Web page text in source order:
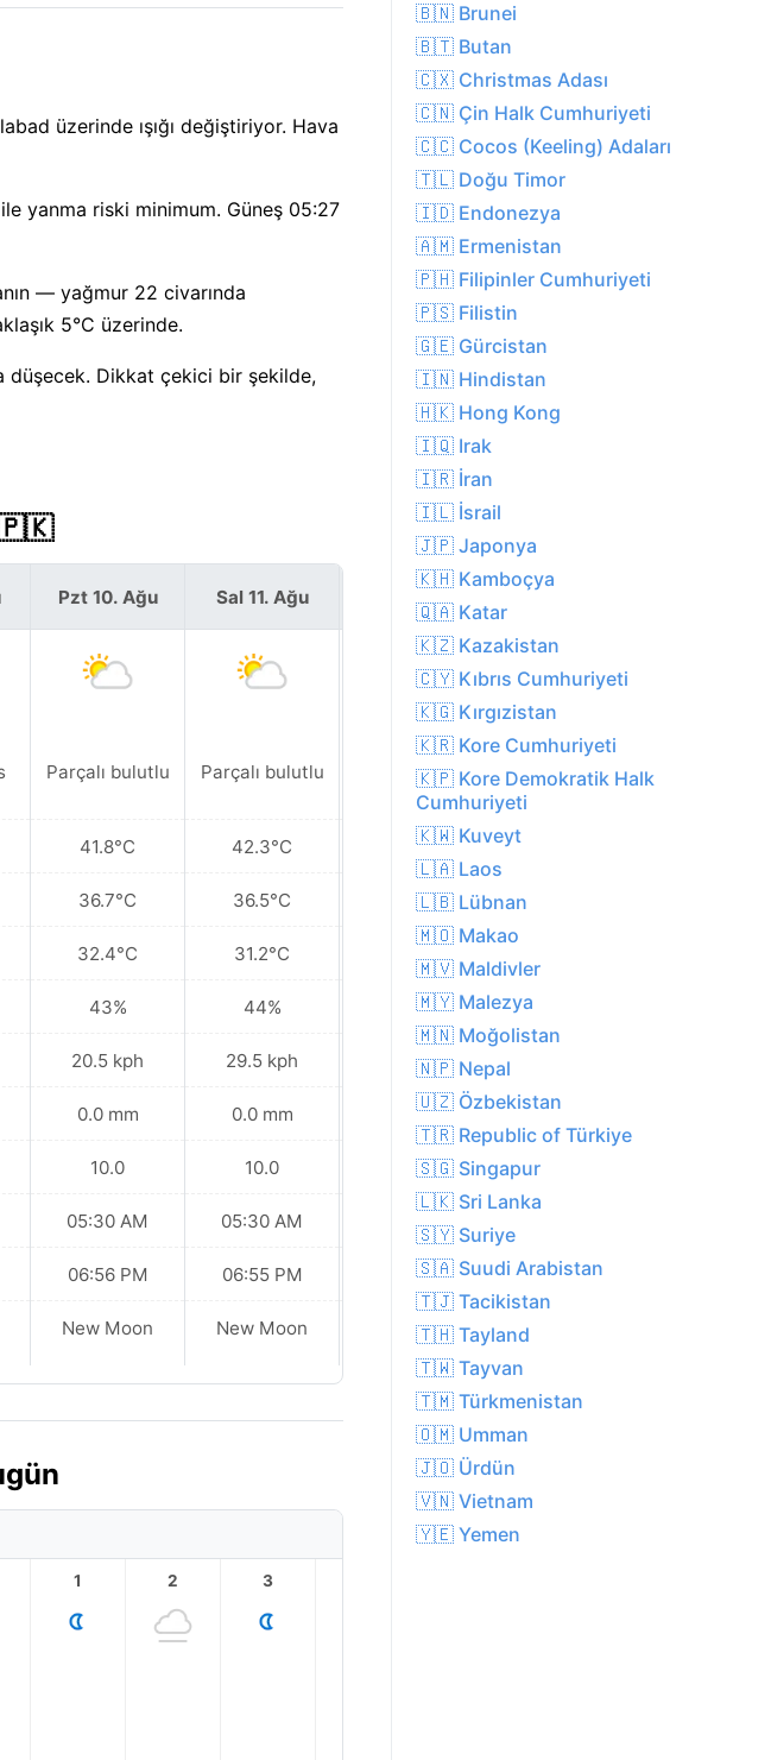
üzerinde ışığı değiştiriyor. Hava
yanma riski minimum. Güneş 05:27
— yağmur 22 civarında
5°C üzerinde.
düşecek. Dikkat çekici bir şekilde,
🇵🇰
Pzt 10. Ağu
Parçalı bulutlu
41.8°C
36.7°C
32.4°C
43%
20.5 kph
0.0 mm
10.0
05:30 AM
06:56 PM
New Moon
Sal 11. Ağu
Parçalı bulutlu
42.3°C
36.5°C
31.2°C
44%
29.5 kph
0.0 mm
10.0
05:30 AM
06:55 PM
New Moon
Parçalı bulutlu
39.6°C
33.3°C
56%
22.0 kph
1.5 mm
9.0
05:31 AM
06:54 PM
New Moon
1 2 3
🇧🇳 Brunei
🇧🇹 Butan
🇨🇽 Christmas Adası
🇨🇳 Çin Halk Cumhuriyeti
🇨🇨 Cocos (Keeling) Adaları
🇹🇱 Doğu Timor
🇮🇩 Endonezya
🇦🇲 Ermenistan
🇵🇭 Filipinler Cumhuriyeti
🇵🇸 Filistin
🇬🇪 Gürcistan
🇮🇳 Hindistan
🇭🇰 Hong Kong
🇮🇶 Irak
🇮🇷 İran
🇮🇱 İsrail
🇯🇵 Japonya
🇰🇭 Kamboçya
🇶🇦 Katar
🇰🇿 Kazakistan
🇨🇾 Kıbrıs Cumhuriyeti
🇰🇬 Kırgızistan
🇰🇷 Kore Cumhuriyeti
🇰🇵 Kore Demokratik Halk
Cumhuriyeti
🇰🇼 Kuveyt
🇱🇦 Laos
🇱🇧 Lübnan
🇲🇴 Makao
🇲🇻 Maldivler
🇲🇾 Malezya
🇲🇳 Moğolistan
🇳🇵 Nepal
🇺🇿 Özbekistan
🇹🇷 Republic of Türkiye
🇸🇬 Singapur
🇱🇰 Sri Lanka
🇸🇾 Suriye
🇸🇦 Suudi Arabistan
🇹🇯 Tacikistan
🇹🇭 Tayland
🇹🇼 Tayvan
🇹🇲 Türkmenistan
🇴🇲 Umman
🇯🇴 Ürdün
🇻🇳 Vietnam
🇾🇪 Yemen